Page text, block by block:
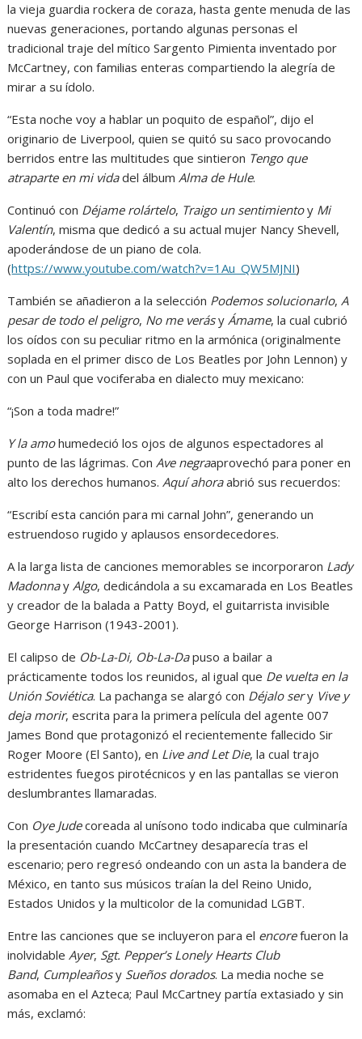
la vieja guardia rockera de coraza, hasta gente menuda de las
nuevas generaciones, portando algunas personas el
tradicional traje del mítico Sargento Pimienta inventado por
McCartney, con familias enteras compartiendo la alegría de
mirar a su ídolo.
“Esta noche voy a hablar un poquito de español”, dijo el
originario de Liverpool, quien se quitó su saco provocando
berridos entre las multitudes que sintieron Tengo que
atraparte en mi vidadel álbumAlma de Hule.
Continuó con Déjame rolártelo, Traigo un sentimientoy Mi
Valentín, misma que dedicó a su actual mujer Nancy Shevell,
apoderándose de un piano de cola.
(https://www.youtube.com/watch?v=1Au_QW5MJNI)
También se añadieron a la selección Podemos solucionarlo,A
pesar de todo el peligro, No me verásyÁmame, la cual cubrió
los oídos con su peculiar ritmo en la armónica (originalmente
soplada en el primer disco de Los Beatles por John Lennon) y
con un Paul que vociferaba en dialecto muy mexicano:
“¡Son a toda madre!”
Y la amohumedeció los ojos de algunos espectadores al
punto de las lágrimas. ConAve negraaprovechó para poner en
alto los derechos humanos.Aquí ahoraabrió sus recuerdos:
“Escribí esta canción para mi carnal John”, generando un
estruendoso rugido y aplausos ensordecedores.
A la larga lista de canciones memorables se incorporaron Lady
MadonnayAlgo, dedicándola a su excamarada en Los Beatles
y creador de la balada a Patty Boyd, el guitarrista invisible
George Harrison (1943-2001).
El calipso de Ob-La-Di, Ob-La-Dapuso a bailar a
prácticamente todos los reunidos, al igual que De vuelta en la
Unión Soviética. La pachanga se alargó con Déjalo sery Vive y
deja morir, escrita para la primera película del agente 007
James Bond que protagonizó el recientemente fallecido Sir
Roger Moore (El Santo), en Live and Let Die, la cual trajo
estridentes fuegos pirotécnicos y en las pantallas se vieron
deslumbrantes llamaradas.
Con Oye Judecoreada al unísono todo indicaba que culminaría
la presentación cuando McCartney desaparecía tras el
escenario; pero regresó ondeando con un asta la bandera de
México, en tanto sus músicos traían la del Reino Unido,
Estados Unidos y la multicolor de la comunidad LGBT.
Entre las canciones que se incluyeron para el encorefueron la
inolvidableAyer, Sgt. Pepper’s Lonely Hearts Club
Band, Cumpleañosy Sueños dorados. La media noche se
asomaba en el Azteca; Paul McCartney partía extasiado y sin
más, exclamó: